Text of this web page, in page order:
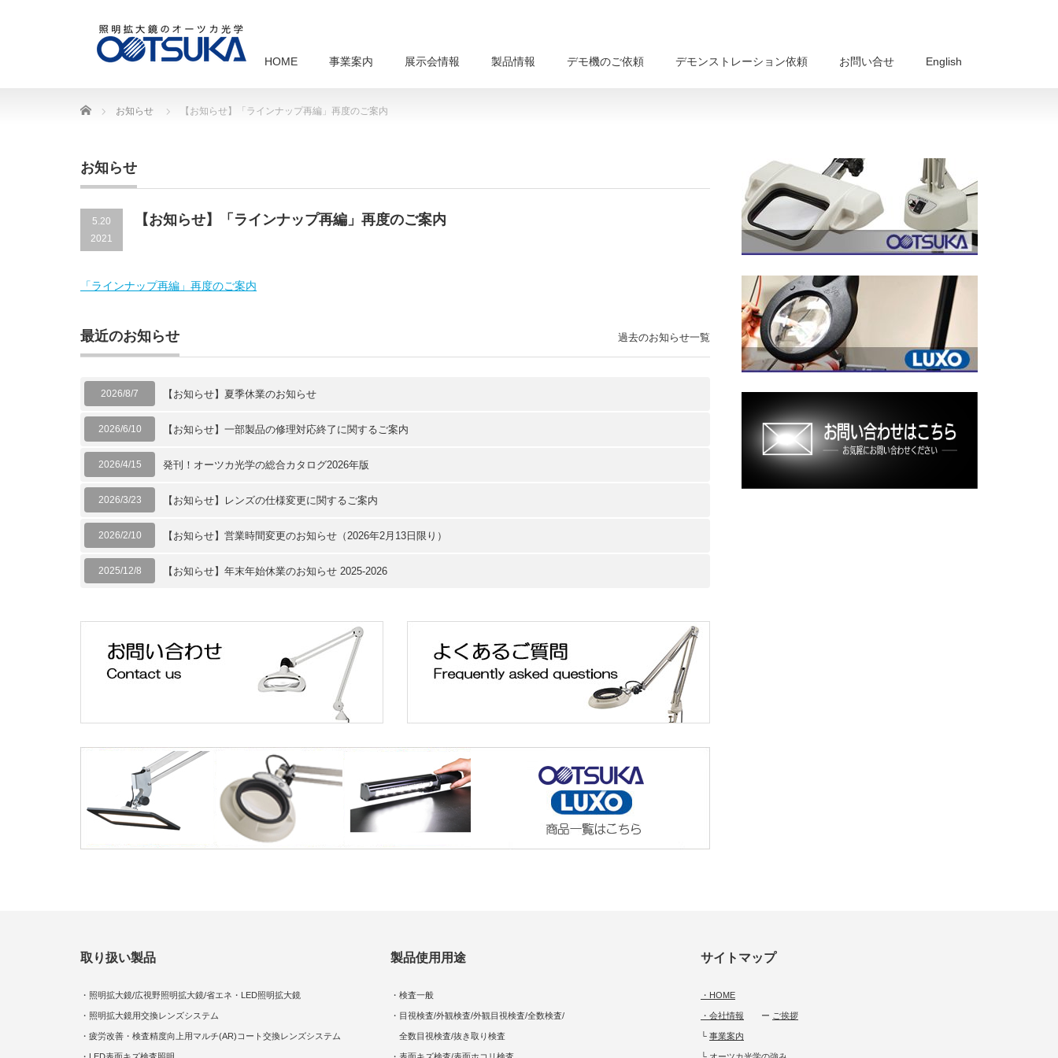
HOME 事業案内 展示会情報 製品情報 デモ機のご依頼 デモンストレーション依頼 お問い合せ English
Home お知らせ 【お知らせ】「ラインナップ再編」再度のご案内
お知らせ
5.20
2021
【お知らせ】「ラインナップ再編」再度のご案内
「ラインナップ再編」再度のご案内
最近のお知らせ
2026/8/7 【お知らせ】夏季休業のお知らせ
2026/6/10 【お知らせ】一部製品の修理対応終了に関するご案内
2026/4/15 発刊！オーツカ光学の総合カタログ2026年版
2026/3/23 【お知らせ】レンズの仕様変更に関するご案内
2026/2/10 【お知らせ】営業時間変更のお知らせ（2026年2月13日限り）
2025/12/8 【お知らせ】年末年始休業のお知らせ 2025-2026
過去のお知らせ一覧
取り扱い製品
・照明拡大鏡/広視野照明拡大鏡/省エネ・LED照明拡大鏡
・照明拡大鏡用交換レンズシステム
・疲労改善・検査精度向上用マルチ(AR)コート交換レンズシステム
製品使用用途
・検査一般
・目視検査/外観検査/外観目視検査/全数検査/
全数目視検査/抜き取り検査
サイトマップ
・HOME
・会社情報 ー ご挨拶
└ 事業案内